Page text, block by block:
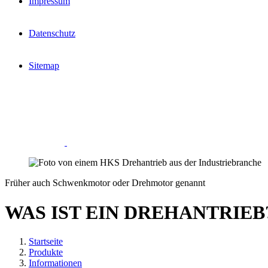
Datenschutz
Sitemap
Früher auch Schwenkmotor oder Drehmotor genannt
WAS IST EIN
Startseite
Produkte
Informationen